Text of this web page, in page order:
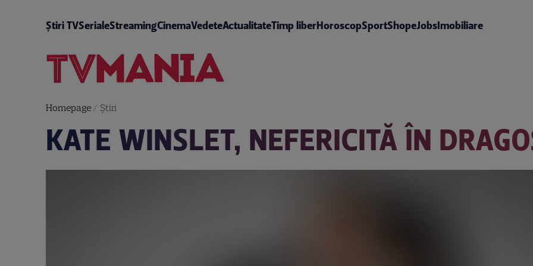
Știri TVSerialeStreamingCinemaVedeteActualitateTimp liberHoroscopSportShopeJobsImobiliare
Homepage/ Știri
KATE WINSLET, NEFERICITĂ ÎN